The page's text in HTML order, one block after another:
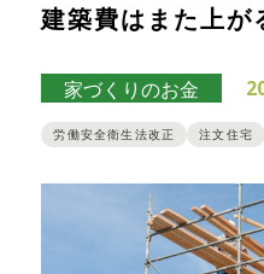
建築費はまた上が
家づくりのお金
労働安全衛生法改正 注文住宅